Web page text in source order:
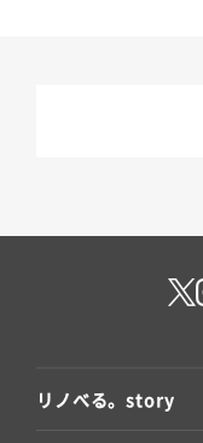
リノべる。story